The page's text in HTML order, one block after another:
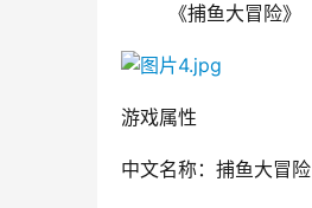
《捕鱼大冒险》
游戏属性
中文名称：捕鱼大冒险